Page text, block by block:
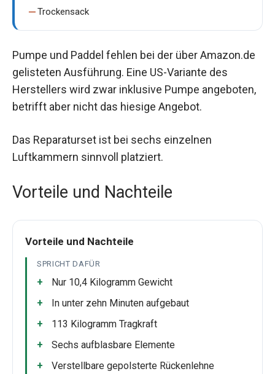
Trockensack
Pumpe und Paddel fehlen bei der über Amazon.de
gelisteten Ausführung. Eine US-Variante des
Herstellers wird zwar inklusive Pumpe angeboten,
betrifft aber nicht das hiesige Angebot.
Das Reparaturset ist bei sechs einzelnen
Luftkammern sinnvoll platziert.
Vorteile und Nachteile
Vorteile und Nachteile
SPRICHT DAFÜR
Nur 10,4 Kilogramm Gewicht
In unter zehn Minuten aufgebaut
113 Kilogramm Tragkraft
Sechs aufblasbare Elemente
Verstellbare gepolsterte Rückenlehne